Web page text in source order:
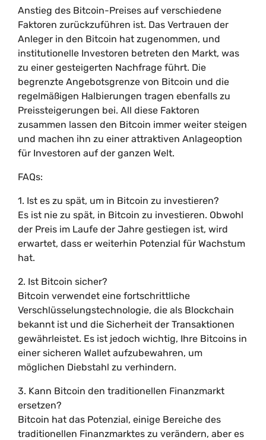
Anstieg des Bitcoin-Preises auf verschiedene
Faktoren zurückzuführen ist. Das Vertrauen der
Anleger in den Bitcoin hat zugenommen, und
institutionelle Investoren betreten den Markt, was
zu einer gesteigerten Nachfrage führt. Die
begrenzte Angebotsgrenze von Bitcoin und die
regelmäßigen Halbierungen tragen ebenfalls zu
Preissteigerungen bei. All diese Faktoren
zusammen lassen den Bitcoin immer weiter steigen
und machen ihn zu einer attraktiven Anlageoption
für Investoren auf der ganzen Welt.
FAQs:
1. Ist es zu spät, um in Bitcoin zu investieren?
Es ist nie zu spät, in Bitcoin zu investieren. Obwohl
der Preis im Laufe der Jahre gestiegen ist, wird
erwartet, dass er weiterhin Potenzial für Wachstum
hat.
2. Ist Bitcoin sicher?
Bitcoin verwendet eine fortschrittliche
Verschlüsselungstechnologie, die als Blockchain
bekannt ist und die Sicherheit der Transaktionen
gewährleistet. Es ist jedoch wichtig, Ihre Bitcoins in
einer sicheren Wallet aufzubewahren, um
möglichen Diebstahl zu verhindern.
3. Kann Bitcoin den traditionellen Finanzmarkt
ersetzen?
Bitcoin hat das Potenzial, einige Bereiche des
traditionellen Finanzmarktes zu verändern, aber es